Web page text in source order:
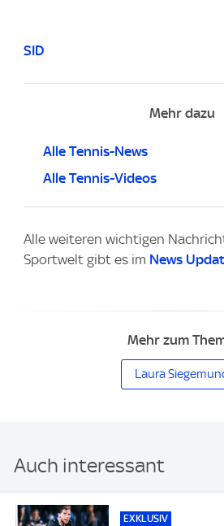
SID
Mehr dazu
Alle Tennis-News
Alle Tennis-Videos
Alle weiteren wichtigen
Sportwelt gibt es im News
Mehr zum
Laura
Auch interessant
EXKLUSIV